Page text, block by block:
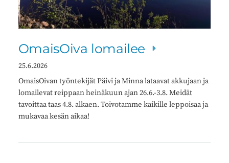
OmaisOiva lomailee
25.6.2026
OmaisOivan työntekijät Päivi ja Minna lataavat akkujaan ja
lomailevat reippaan heinäkuun ajan 26.6.-3.8. Meidät
tavoittaa taas 4.8. alkaen. Toivotamme kaikille leppoisaa ja
mukavaa kesän aikaa!